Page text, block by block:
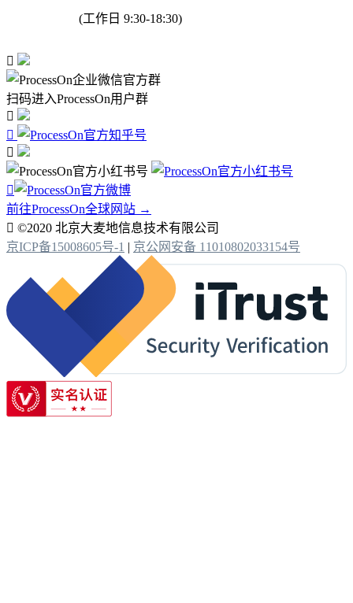
(工作日 9:30-18:30)

扫码进入ProcessOn用户群




前往ProcessOn全球网站 →
 ©2020 北京大麦地信息技术有限公司
京ICP备15008605号-1 | 京公网安备 11010802033154号